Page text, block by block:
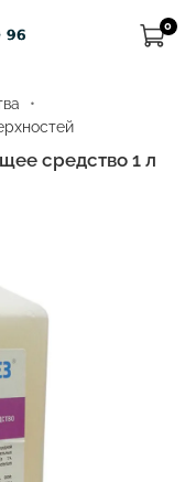
0
средство 1 л